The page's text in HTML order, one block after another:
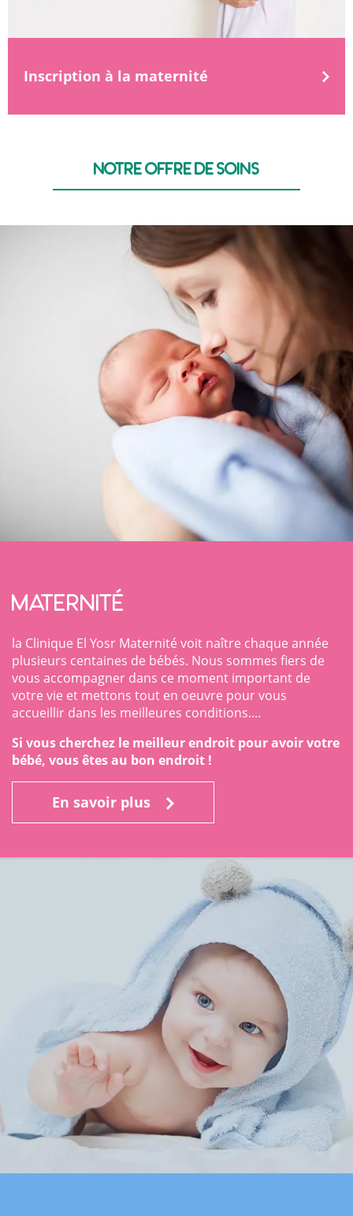
Inscription à la maternité
Notre offre de soins
Maternité
la Clinique El Yosr Maternité voit naître chaque année
plusieurs centaines de bébés. Nous sommes fiers de
vous accompagner dans ce moment important de
votre vie et mettons tout en oeuvre pour vous
accueillir dans les meilleures conditions....
Si vous cherchez le meilleur endroit pour avoir votre
bébé, vous êtes au bon endroit !
En savoir plus